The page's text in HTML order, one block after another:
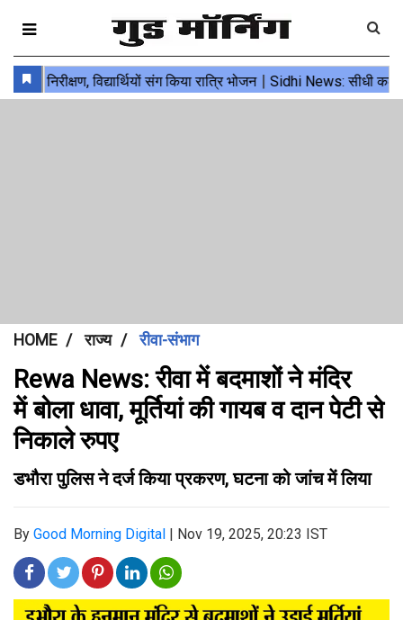
HOME राज्य रीवा-संभाग
Rewa News: रीवा में बदमाशों ने मंदिर
में बोला धावा, मूर्तियां की गायब व दान पेटी से
निकाले रुपए
डभौरा पुलिस ने दर्ज किया प्रकरण, घटना को जांच में लिया
By Good Morning Digital | Nov 19, 2025, 20:23 IST